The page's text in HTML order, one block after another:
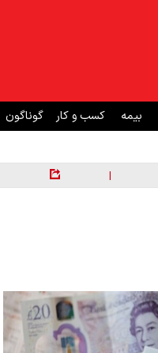
بیمه کسب و کار گوناگون
|